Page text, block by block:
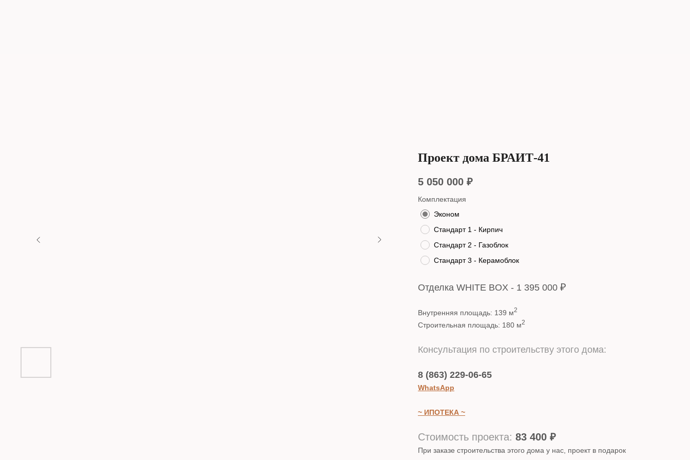
Проект дома БРАИТ-41
5 050 000 ₽
Комплектация
Эконом
Стандарт 1 - Кирпич
Стандарт 2 - Газоблок
Стандарт 3 - Керамоблок
Отделка WHITE BOX - 1 395 000 ₽
Внутренняя площадь: 139 м2
Строительная площадь: 180 м2
Консультация по строительству этого дома:
8 (863) 229-06-65
WhatsApp
~ ИПОТЕКА ~
Стоимость проекта: 83 400 ₽
При заказе строительства этого дома у нас, проект в подарок